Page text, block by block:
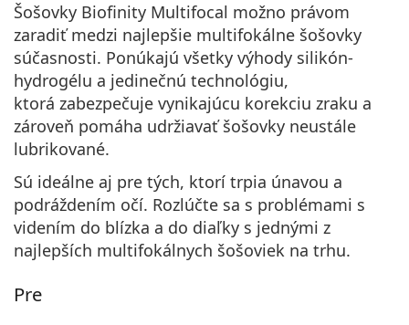
Šošovky Biofinity Multifocal možno právom
zaradiť medzi najlepšie multifokálne šošovky
súčasnosti. Ponúkajú všetky výhody silikón-
hydrogélu a jedinečnú technológiu,
ktorá zabezpečuje vynikajúcu korekciu zraku a
zároveň pomáha udržiavať šošovky neustále
lubrikované.
Sú ideálne aj pre tých, ktorí trpia únavou a
podráždením očí. Rozlúčte sa s problémami s
videním do blízka a do diaľky s jednými z
najlepších multifokálnych šošoviek na trhu.
Pre